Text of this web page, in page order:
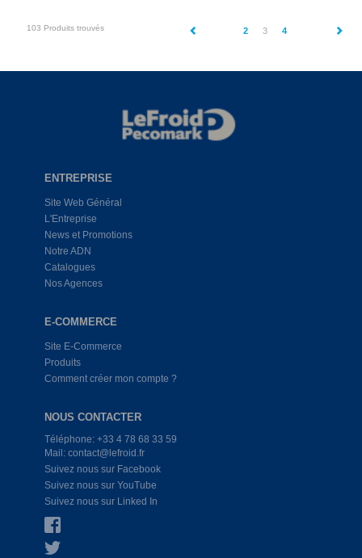
103 Produits trouvés 2 3(current)
4
ENTREPRISE
Site Web Général
L'Entreprise
News et Promotions
Notre ADN
Catalogues
Nos Agences
E-COMMERCE
Site E-Commerce
Produits
Comment créer mon compte ?
NOUS CONTACTER
Téléphone: +33 4 78 68 33 59
Mail: contact@lefroid.fr
Suivez nous sur Facebook
Suivez nous sur YouTube
Suivez nous sur Linked In